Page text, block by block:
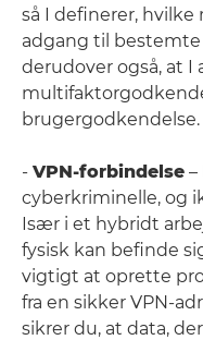
så I definerer, hvilke
adgang til
derudover også, at I
brugergodkendelse.
- VPN-forbindelse
cyberkriminelle, og
Især i et hybridt
fysisk kan befinde
vigtigt at oprette
fra en sikker VPN-
sikrer du, at data,